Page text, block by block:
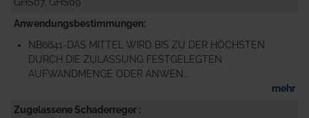
Anwendungsbestimmungen
NB6641-DAS MITTEL WIRD BIS ZU DER HÖCHSTEN
DURCH DIE ZULASSUNG FESTGELEGTEN
AUFWANDMENGE ODER ANWEN...
mehr
Zugelassene Schaderreger